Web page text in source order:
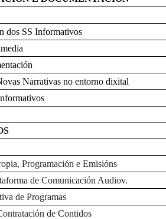
dos SS Informativos
Narrativas no entorno dixital
Programación e Emisións
de Comunicación Audiov.
de Programas
de Contidos